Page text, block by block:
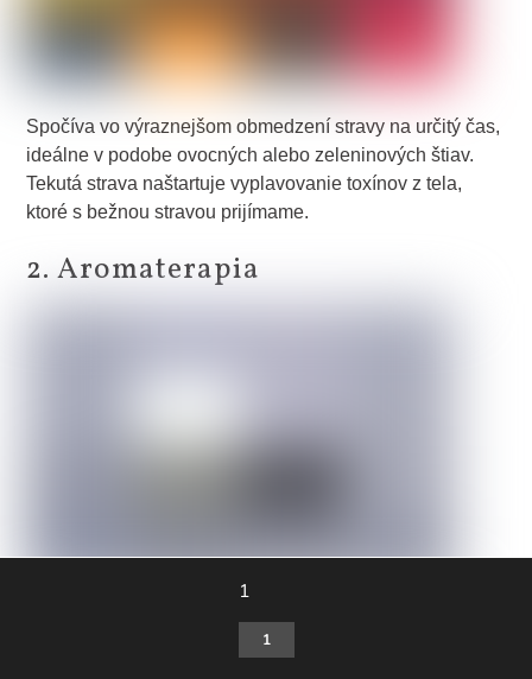
Spočíva vo výraznejšom obmedzení stravy na určitý čas,
ideálne v podobe ovocných alebo zeleninových štiav.
Tekutá strava naštartuje vyplavovanie toxínov z tela,
ktoré s bežnou stravou prijímame.
2. Aromaterapia
Aromaterapia je pôsobenie esenciálnych olejov rôznych
rastlín na dýchacie cesty prostredníctvom aromalampy,
1
1